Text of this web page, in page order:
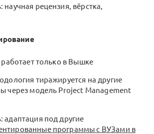
научная рецензия, вёрстка,
работает только в Вышке
тиражируется на другие
через модель Project Management
адаптация под другие
программы с ВУЗами в